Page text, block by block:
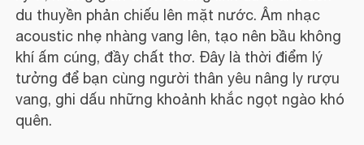
du thuyền phản chiếu lên mặt nước. Âm nhạc
acoustic nhẹ nhàng vang lên, tạo nên bầu không
khí ấm cúng, đầy chất thơ. Đây là thời điểm lý
tưởng để bạn cùng người thân yêu nâng ly rượu
vang, ghi dấu những khoảnh khắc ngọt ngào khó
quên.